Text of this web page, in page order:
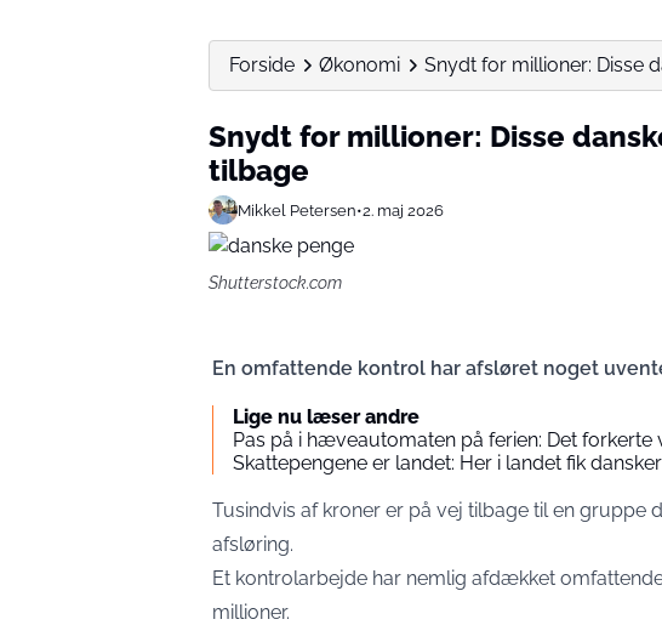
Forside Økonomi Snydt for millioner: Disse
Snydt for millioner: Disse
tilbage
Mikkel Petersen•2. maj 2026
Shutterstock.com
En omfattende kontrol har afsløret noget
Lige nu læser andre
Pas på i hæveautomaten på ferien: Det forkerte
Skattepengene er landet: Her i landet fik
Tusindvis af kroner er på vej tilbage til en gruppe
afsløring.
Et kontrolarbejde har nemlig afdækket
millioner.